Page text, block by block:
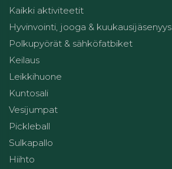
Kaikki aktiviteetit
Hyvinvointi, jooga & kuukausijäsenyys
Polkupyörät & sähköfatbiket
Keilaus
Leikkihuone
Kuntosali
Vesijumpat
Pickleball
Sulkapallo
Hiihto